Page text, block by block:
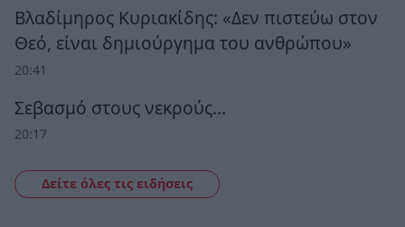
Βλαδίμηρος Κυριακίδης: «Δεν πιστεύω στον
Θεό, είναι δημιούργημα του ανθρώπου»
20:41
Σεβασμό στους νεκρούς…
20:17
Δείτε όλες τις ειδήσεις